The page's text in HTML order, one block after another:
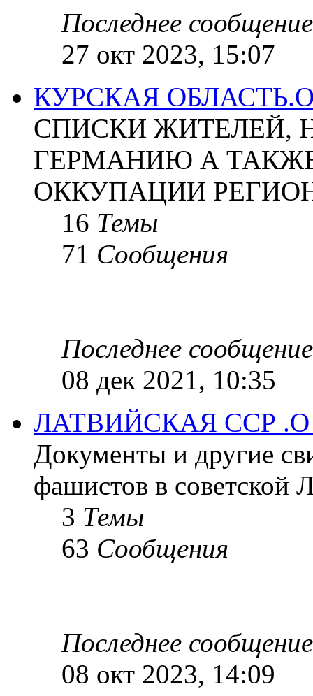
Последнее сообщение
27 окт 2023, 15:07
КУРСКАЯ
СПИСКИ ЖИТЕЛЕЙ,
ГЕРМАНИЮ А
ОККУПАЦИИ
16 Темы
71 Сообщения
Последнее сообщение
08 дек 2021, 10:35
ЛАТВИЙСКАЯ ССР
Документы и другие
фашистов в советской
3 Темы
63 Сообщения
Последнее сообщение
08 окт 2023, 14:09